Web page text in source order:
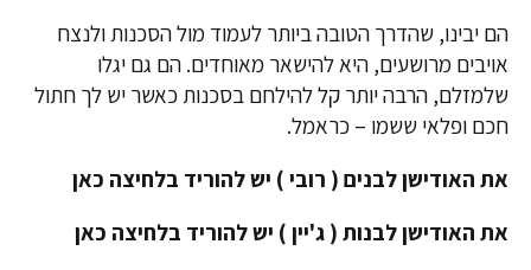
הם יבינו, שהדרך הטובה ביותר לעמוד מול הסכנות ולנצח
אויבים מרושעים, היא להישאר מאוחדים. הם גם יגלו
שלמזלם, הרבה יותר קל להילחם בסכנות כאשר יש לך חתול
חכם ופלאי ששמו – כראמל.
את האודישן לבנים ( רובי ) יש להוריד בלחיצה כאן
את האודישן לבנות ( ג'יין ) יש להוריד בלחיצה כאן